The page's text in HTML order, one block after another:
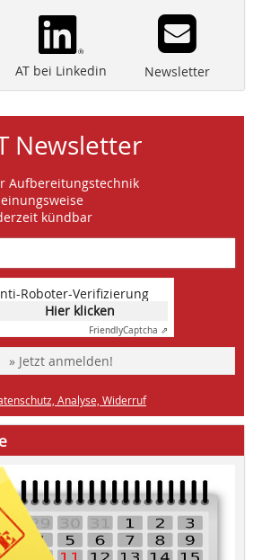
AT bei Linkedin Newsletter
Newsletter
Aufbereitungstechnik
kündbar
Roboter-Verifizierung
Hier klicken
FriendlyCaptcha ⇗
» Jetzt anmelden!
Analyse, Widerruf